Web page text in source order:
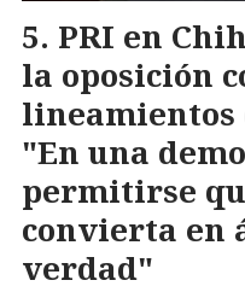
PRI en
la oposición
lineamientos
"En una
permitirse
convierta en
verdad"